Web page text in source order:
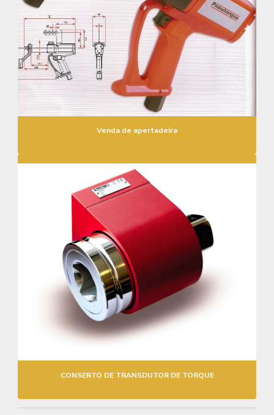
Venda de apertadeira
CONSERTO DE TRANSDUTOR DE TORQUE